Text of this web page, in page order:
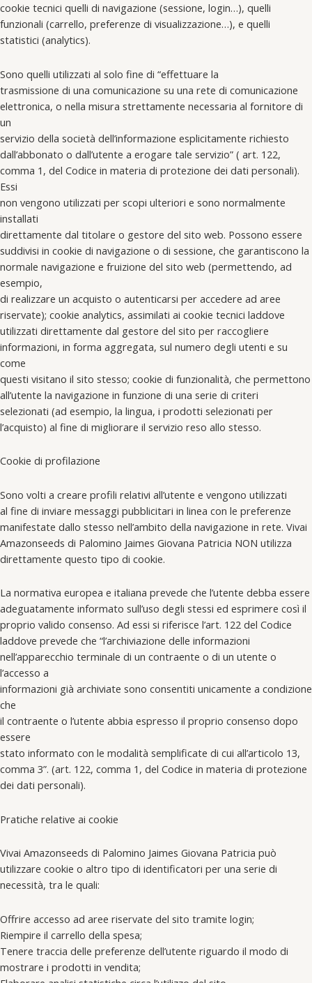
cookie tecnici quelli di navigazione (sessione, login…), quelli
funzionali (carrello, preferenze di visualizzazione…), e quelli
statistici (analytics).
Sono quelli utilizzati al solo fine di “effettuare la
trasmissione di una comunicazione su una rete di comunicazione
elettronica, o nella misura strettamente necessaria al fornitore di
un
servizio della società dell’informazione esplicitamente richiesto
dall’abbonato o dall’utente a erogare tale servizio” ( art. 122,
comma 1, del Codice in materia di protezione dei dati personali).
Essi
non vengono utilizzati per scopi ulteriori e sono normalmente
installati
direttamente dal titolare o gestore del sito web. Possono essere
suddivisi in cookie di navigazione o di sessione, che garantiscono la
normale navigazione e fruizione del sito web (permettendo, ad
esempio,
di realizzare un acquisto o autenticarsi per accedere ad aree
riservate); cookie analytics, assimilati ai cookie tecnici laddove
utilizzati direttamente dal gestore del sito per raccogliere
informazioni, in forma aggregata, sul numero degli utenti e su
come
questi visitano il sito stesso; cookie di funzionalità, che permettono
all’utente la navigazione in funzione di una serie di criteri
selezionati (ad esempio, la lingua, i prodotti selezionati per
l’acquisto) al fine di migliorare il servizio reso allo stesso.
Cookie di profilazione
Sono volti a creare profili relativi all’utente e vengono utilizzati
al fine di inviare messaggi pubblicitari in linea con le preferenze
manifestate dallo stesso nell’ambito della navigazione in rete. Vivai
Amazonseeds di Palomino Jaimes Giovana Patricia NON utilizza
direttamente questo tipo di cookie.
La normativa europea e italiana prevede che l’utente debba essere
adeguatamente informato sull’uso degli stessi ed esprimere così il
proprio valido consenso. Ad essi si riferisce l’art. 122 del Codice
laddove prevede che “l’archiviazione delle informazioni
nell’apparecchio terminale di un contraente o di un utente o
l’accesso a
informazioni già archiviate sono consentiti unicamente a condizione
che
il contraente o l’utente abbia espresso il proprio consenso dopo
essere
stato informato con le modalità semplificate di cui all’articolo 13,
comma 3”. (art. 122, comma 1, del Codice in materia di protezione
dei dati personali).
Pratiche relative ai cookie
Vivai Amazonseeds di Palomino Jaimes Giovana Patricia può
utilizzare cookie o altro tipo di identificatori per una serie di
necessità, tra le quali:
Offrire accesso ad aree riservate del sito tramite login;
Riempire il carrello della spesa;
Tenere traccia delle preferenze dell’utente riguardo il modo di
mostrare i prodotti in vendita;